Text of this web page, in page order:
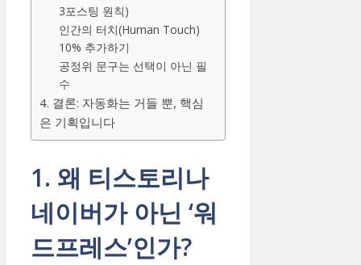
3포스팅 원칙)
인간의 터치(Human Touch)
10% 추가하기
공정위 문구는 선택이 아닌 필
수
4. 결론: 자동화는 거들 뿐, 핵심
은 기획입니다
1. 왜 티스토리나
네이버가 아닌 ‘워
드프레스’인가?